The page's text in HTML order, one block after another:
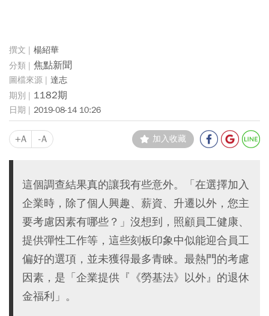
楊紹華
焦點新聞
達志
1182期
2019-08-14 10:26
+A -A 加入收藏
這個調查結果真的讓我有些意外。「在選擇加入
企業時，除了個人興趣、薪資、升遷以外，您主
要考慮因素有哪些？」沒想到，照顧員工健康、
提供彈性工作等，這些刻板印象中似能迎合員工
偏好的選項，並未獲得最多青睞。最熱門的考慮
因素，是「企業提供『《勞基法》以外』的退休
金福利」。